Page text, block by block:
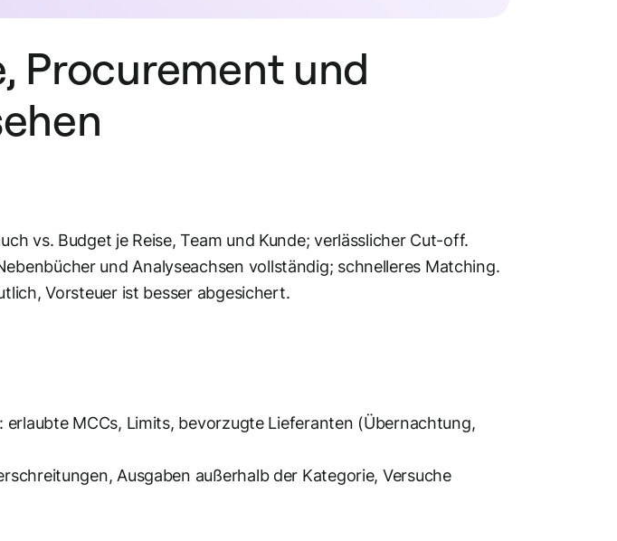
Procurement und
vs. Budget je Reise, Team und Kunde; verlässlicher Cut-off.
und Analyseachsen vollständig; schnelleres Matching.
Vorsteuer ist besser abgesichert.
erlaubte MCCs, Limits, bevorzugte Lieferanten (Übernachtung,
Ausgaben außerhalb der Kategorie, Versuche